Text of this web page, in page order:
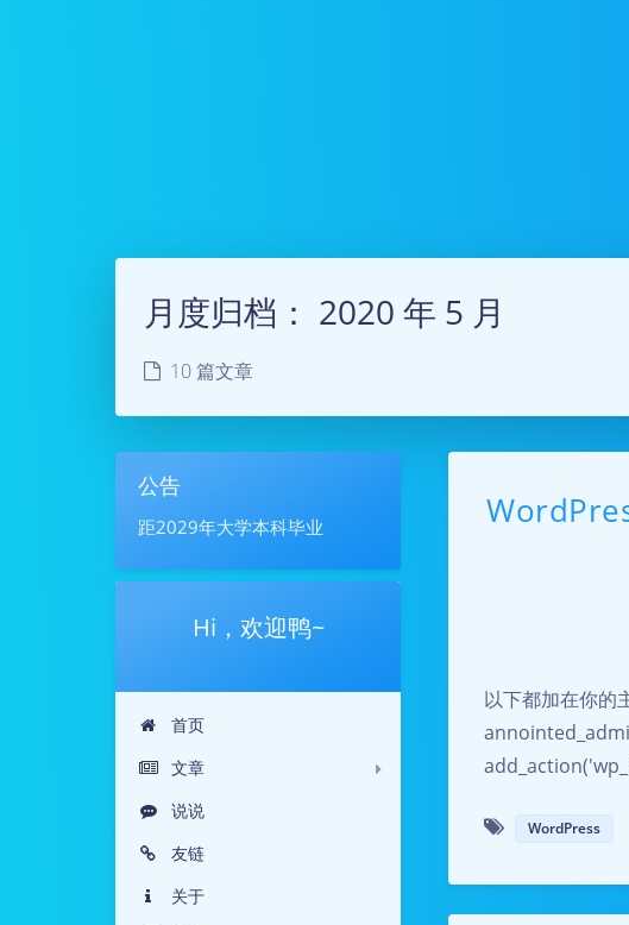
月度归档： 2020 年 5 月
10 篇文章
公告
距2029年大学本科毕业
Hi，欢迎鸭~
首页
文章
说说
友链
关于
以下都加在你
WordPress